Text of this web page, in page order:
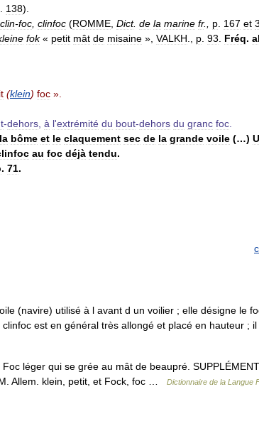
138).
clin-foc clinfoc (ROMME Dict. de la marine fr., p 167 et
fok« petit mât de misaine », VALKH p 93 Fréq.
(klein) foc ».
-dehors à l'extrémité du bout-dehors du granc foc
la bôme et le claquement sec de la grande voile (…)
au foc déjà tendu.
. 71.
(navire) utilisé à l avant d un voilier ; elle désigne le
est en général très allongé et placé en hauteur ;
léger qui se grée au mât de beaupré.
Allem. klein, petit, et Fock, foc …
Dictionnaire de la Langue